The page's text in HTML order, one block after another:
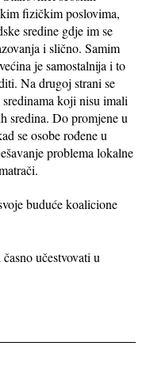
fizičkim poslovima,
sredine gdje im se
i slično. Samim
je samostalnija i to
Na drugoj strani se
sredinama koji nisu imali
sredina. Do promjene u
se osobe rođene u
problema lokalne
buduće koalicione
učestvovati u